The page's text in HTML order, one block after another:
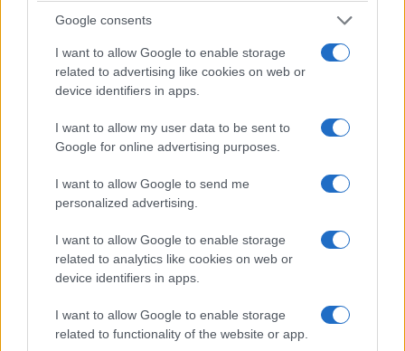
Google consents
I want to allow Google to enable storage
related to advertising like cookies on web or
device identifiers in apps.
I want to allow my user data to be sent to
Google for online advertising purposes.
I want to allow Google to send me
personalized advertising.
I want to allow Google to enable storage
related to analytics like cookies on web or
device identifiers in apps.
I want to allow Google to enable storage
related to functionality of the website or app.